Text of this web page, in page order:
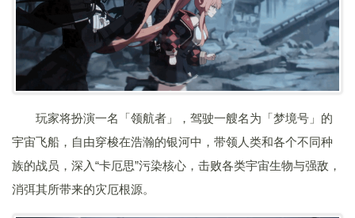
玩家将扮演一名「领航者」，驾驶一艘名为「梦境号」的
宇宙飞船，自由穿梭在浩瀚的银河中，带领人类和各个不同种
族的战员，深入“卡厄思”污染核心，击败各类宇宙生物与强敌，
消弭其所带来的灾厄根源。